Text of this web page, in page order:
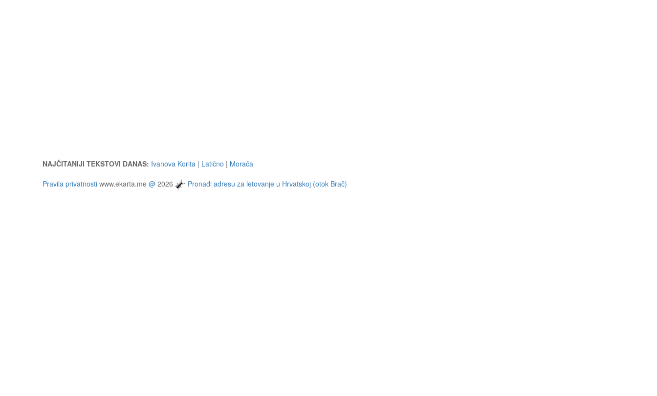
NAJČITANIJI TEKSTOVI DANAS: Ivanova Korita | Latično | Morača
Pravila privatnosti www.ekarta.me @ 2026 Pronađi adresu za letovanje u Hrvatskoj (otok Brač)